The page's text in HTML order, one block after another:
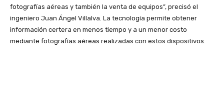
fotografías aéreas y también la venta de equipos”, precisó el
ingeniero Juan Ángel Villalva. La tecnología permite obtener
información certera en menos tiempo y a un menor costo
mediante fotografías aéreas realizadas con estos dispositivos.